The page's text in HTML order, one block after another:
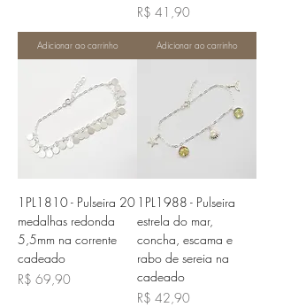
Adicionar ao carrinho
Preço
R$ 41,90
Adicionar ao carrinho
1PL1810 - Pulseira 20
medalhas redonda
5,5mm na corrente
cadeado
Preço
R$ 69,90
1PL1988 - Pulseira
estrela do mar,
concha, escama e
rabo de sereia na
cadeado
Preço
R$ 42,90